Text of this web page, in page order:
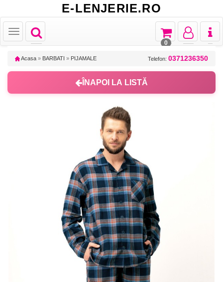
E-LENJERIE.RO
Toggle
navigation
Toggle
Toggle
navigation
Toggle
navigation
Toggle
navigation
0
Acasa » BARBATI » PIJAMALE Telefon: 0371236350
ÎNAPOI LA LISTĂ